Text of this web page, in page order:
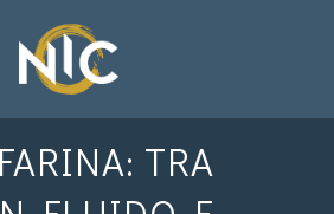
TRA